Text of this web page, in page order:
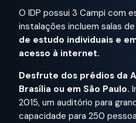
O IDP possui 3 Campi com
instalações incluem salas de
de estudo individuais e
acesso à internet.
Desfrute dos prédios da
Brasília ou em São Paulo.
2015, um auditório para
capacidade para 250